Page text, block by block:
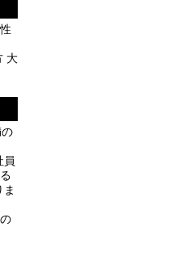
大
員